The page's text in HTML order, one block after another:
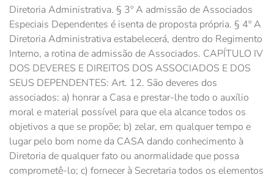
Diretoria Administrativa. § 3º A admissão de Associados
Especiais Dependentes é isenta de proposta própria. § 4º A
Diretoria Administrativa estabelecerá, dentro do Regimento
Interno, a rotina de admissão de Associados. CAPÍTULO IV
DOS DEVERES E DIREITOS DOS ASSOCIADOS E DOS
SEUS DEPENDENTES: Art. 12. São deveres dos
associados: a) honrar a Casa e prestar-lhe todo o auxílio
moral e material possível para que ela alcance todos os
objetivos a que se propõe; b) zelar, em qualquer tempo e
lugar pelo bom nome da CASA dando conhecimento à
Diretoria de qualquer fato ou anormalidade que possa
comprometê-lo; c) fornecer à Secretaria todos os elementos